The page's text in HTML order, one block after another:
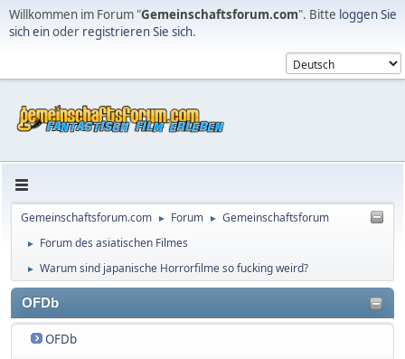
Willkommen im Forum "Gemeinschaftsforum.com". Bitte loggen Sie
sich einoder registrieren Sie sich.
Gemeinschaftsforum.com ► Forum ► Gemeinschaftsforum
► Forum des asiatischen Filmes
► Warum sind japanische Horrorfilme so fucking weird?
OFDb
OFDb